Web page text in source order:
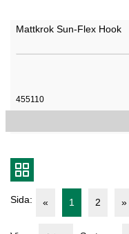
Mattkrok Sun-Flex Hook
455110
Sida: « 1 2 »